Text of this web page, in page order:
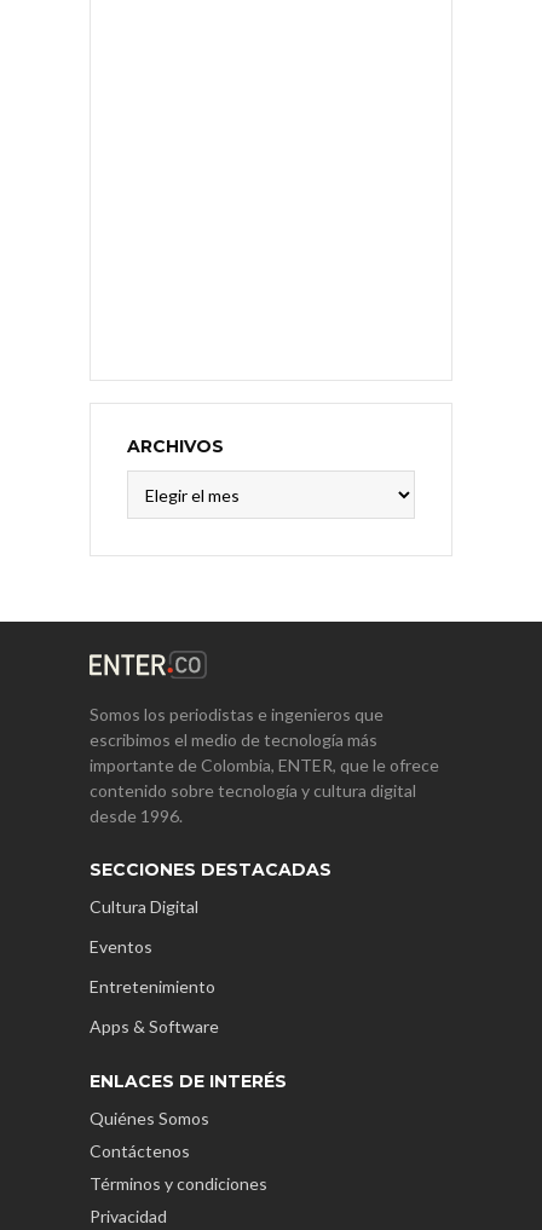
ARCHIVOS
Somos los periodistas e ingenieros que
escribimos el medio de tecnología más
importante de Colombia, ENTER, que le ofrece
contenido sobre tecnología y cultura digital
desde 1996.
SECCIONES DESTACADAS
Cultura Digital
Eventos
Entretenimiento
Apps & Software
ENLACES DE INTERÉS
Quiénes Somos
Contáctenos
Términos y condiciones
Privacidad